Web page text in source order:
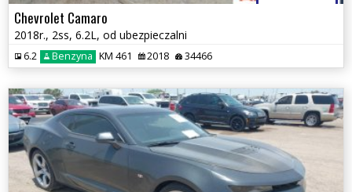
Chevrolet Camaro
2018r., 2ss, 6.2L, od ubezpieczalni
6.2 Benzyna KM 461 2018 34466